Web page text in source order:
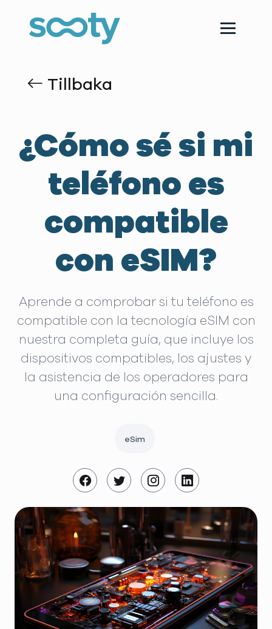
Tillbaka
¿Cómo sé si mi
teléfono es
compatible
con eSIM?
Aprende a comprobar si tu teléfono es
compatible con la tecnología eSIM con
nuestra completa guía, que incluye los
dispositivos compatibles, los ajustes y
la asistencia de los operadores para
una configuración sencilla.
eSim